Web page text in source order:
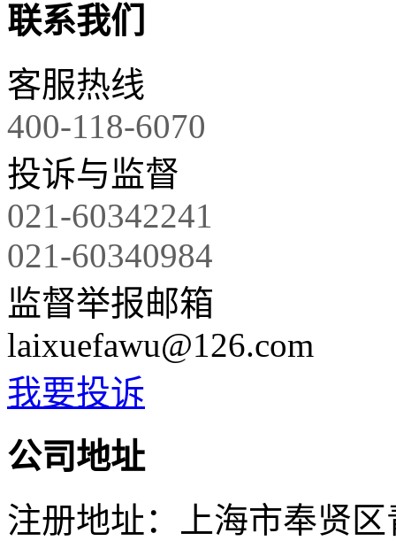
联系我们
客服热线
400-118-6070
投诉与监督
021-60342241
021-60340984
监督举报邮箱
laixuefawu@126.com
我要投诉
公司地址
注册地址：上海市奉贤